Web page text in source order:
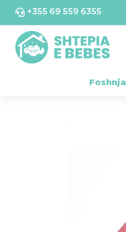
 +355 69 559 6355
Foshnja